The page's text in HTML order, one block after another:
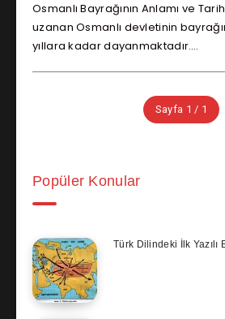
Osmanlı Bayrağının Anlamı ve
uzanan Osmanlı devletinin
yıllara kadar dayanmaktadır….
Sayfa 1 / 1
Popüler Konular
Türk Dilindeki İlk Yazılı